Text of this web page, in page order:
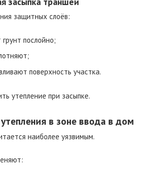
защитных слоёв:
послойно;
поверхность участка.
утепление при засыпке.
в зоне ввода в дом
наиболее уязвимым.